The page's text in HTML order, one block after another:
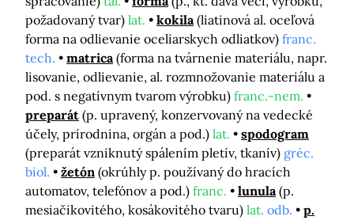
požadovaný tvar) lat. kokila (liatinová al. oceľová
forma na odlievanie oceliarskych odliatkov) franc.
tech.
matrica (forma na tvárnenie materiálu, napr.
lisovanie, odlievanie, al. rozmnožovanie materiálu a
pod. s negatívnym tvarom výrobku) franc.-nem.
preparát (p. upravený, konzervovaný na vedecké
účely, prírodnina, orgán a pod.) lat.
spodogram
(preparát vzniknutý spálením pletív, tkanív) gréc.
biol.
žetón (okrúhly p. používaný do hracích
automatov, telefónov a pod.) franc. lunula (p.
mesiačikovitého, kosákovitého tvaru) lat. odb. p.